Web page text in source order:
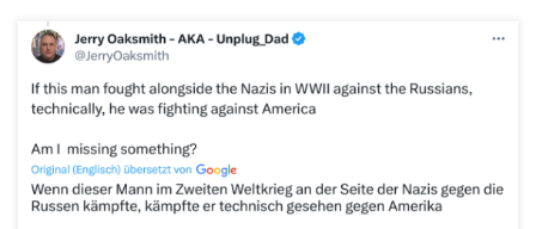
Mehrere Medien berichten unabhängig voneinander über
Standing Ovations des kanadischen Parlaments für Jaroslaw Hunk,
ein ehemaliges Mitglied der 14. Division […]